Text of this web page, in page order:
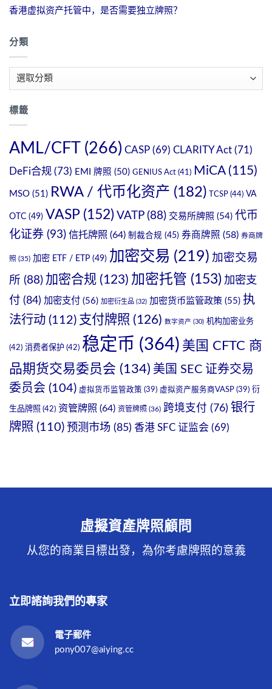
香港虚拟资产托管中，是否需要独立牌照？
分類
標籤
AML/CFT (266) CASP (69) CLARITY Act (71)
DeFi合规 (73) EMI 牌照 (50) GENIUS Act (41) MiCA(115)
MSO (51) RWA / 代币化资产 (182) TCSP (44) VA
OTC (49) VASP (152) VATP(88) 交易所牌照 (54) 代币
化证券 (93) 信托牌照 (64) 制裁合规 (45) 券商牌照 (58) 券商牌
照 (35) 加密 ETF / ETP (49) 加密交易 (219) 加密交易
所 (88) 加密合规 (123) 加密托管 (153) 加密支
付 (84) 加密支付 (56) 加密衍生品 (32) 加密货币监管政策 (55) 执
法行动 (112) 支付牌照 (126) 数字资产 (30) 机构加密业务
(42) 消费者保护 (42) 稳定币 (364) 美国 CFTC 商
品期货交易委员会 (134) 美国 SEC 证券交易
委员会 (104) 虚拟货币监管政策 (39) 虚拟资产服务商VASP (39) 衍
生品牌照 (42) 资管牌照 (64) 资管牌照 (36) 跨境支付 (76) 银行
牌照 (110) 预测市场 (85) 香港 SFC 证监会 (69)
虛擬資產牌照顧問
从您的商業目標出發，為你考慮牌照的意義
立即諮詢我們的專家
電子郵件
pony007@aiying.cc